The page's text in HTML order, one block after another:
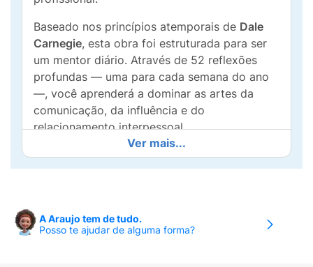
Baseado nos princípios atemporais de Dale
Carnegie, esta obra foi estruturada para ser
um mentor diário. Através de 52 reflexões
profundas — uma para cada semana do ano
—, você aprenderá a dominar as artes da
comunicação, da influência e do
relacionamento interpessoal.
Por que ler este livro?
rotina corrida mas não abre mão do
desenvolvimento pessoal.
Ver mais...
A Araujo tem de tudo.
Posso te ajudar de alguma forma?